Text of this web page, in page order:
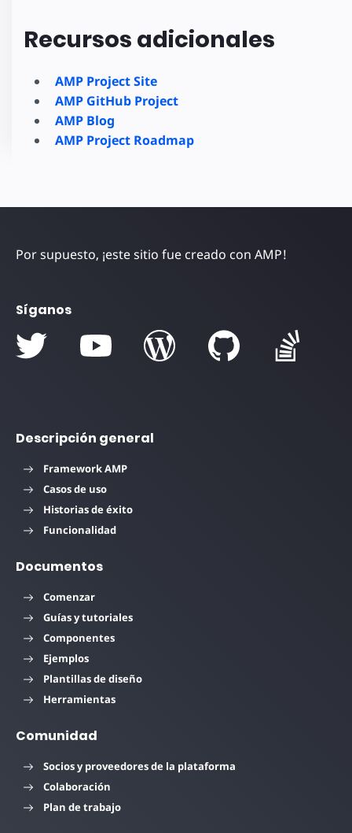
Recursos adicionales
AMP Project Site
AMP GitHub Project
AMP Blog
AMP Project Roadmap
Por supuesto, ¡este sitio fue creado con AMP!
Síganos
Descripción general
Framework AMP
Casos de uso
Historias de éxito
Funcionalidad
Documentos
Comenzar
Guías y tutoriales
Componentes
Ejemplos
Plantillas de diseño
Herramientas
Comunidad
Socios y proveedores de la plataforma
Colaboración
Plan de trabajo